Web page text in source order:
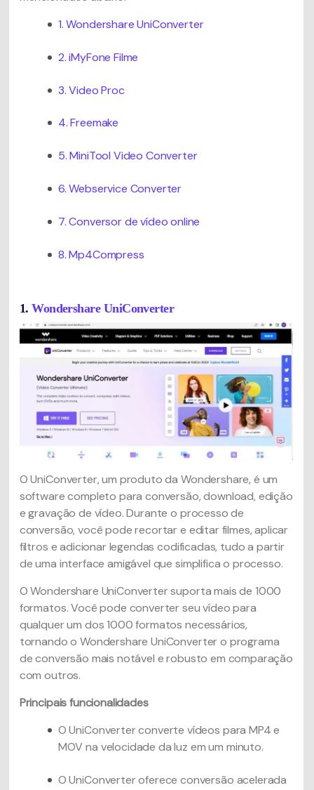
1. Wondershare UniConverter
2. iMyFone Filme
3. Video Proc
4. Freemake
5. MiniTool Video Converter
6. Webservice Converter
7. Conversor de vídeo online
8. Mp4Compress
1. Wondershare UniConverter
O UniConverter, um produto da Wondershare, é um
software completo para conversão, download, edição
e gravação de vídeo. Durante o processo de
conversão, você pode recortar e editar filmes, aplicar
filtros e adicionar legendas codificadas, tudo a partir
de uma interface amigável que simplifica o processo.
O Wondershare UniConverter suporta mais de 1000
formatos. Você pode converter seu vídeo para
qualquer um dos 1000 formatos necessários,
tornando o Wondershare UniConverter o programa
de conversão mais notável e robusto em comparação
com outros.
Principais funcionalidades
O UniConverter converte vídeos para MP4 e
MOV na velocidade da luz em um minuto.
O UniConverter oferece conversão acelerada